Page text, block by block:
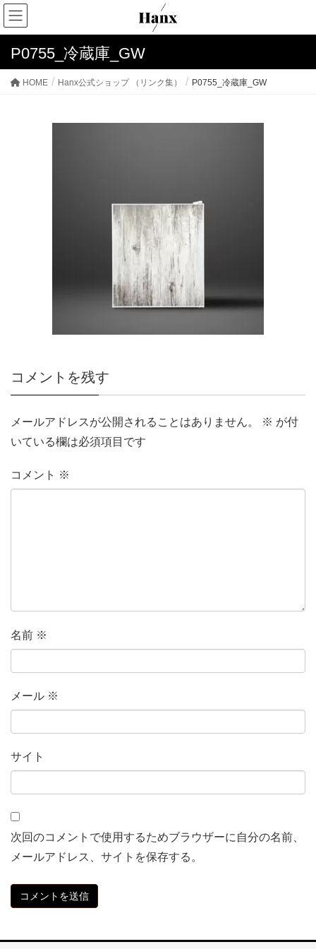
P0755_冷蔵庫_GW
HOME Hanx公式ショップ （リンク集） P0755_冷蔵庫_GW
コメントを残す
メールアドレスが公開されることはありません。 ※ が付
いている欄は必須項目です
コメント ※
名前 ※
メール ※
サイト
次回のコメントで使用するためブラウザーに自分の名前、
メールアドレス、サイトを保存する。